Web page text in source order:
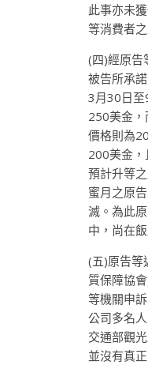
此事亦未
等消費者
(四)經原告
被告所承
3月30日至
250美金
價格則為
200美金
預計升等
蜜月之原
滅。為此
中，尚在
(五)原告等
質保障協
等機關申
公司多名
交通部觀
並沒有真